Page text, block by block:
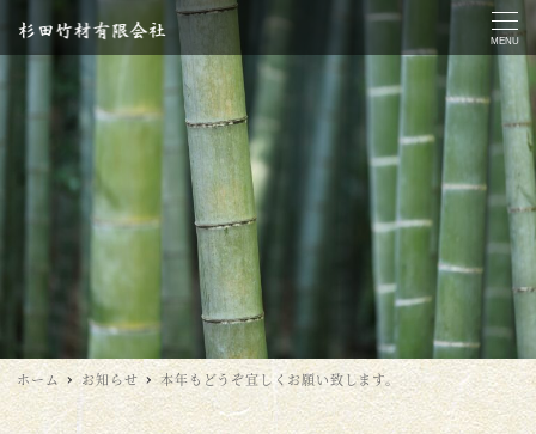
MENU
ホーム お知らせ 本年もどうぞ宜しくお願い致します。